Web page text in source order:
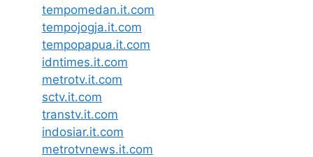
tempomedan.it.com
tempojogja.it.com
tempopapua.it.com
idntimes.it.com
metrotv.it.com
sctv.it.com
transtv.it.com
indosiar.it.com
metrotvnews.it.com